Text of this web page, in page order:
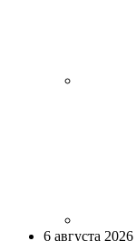
6 августа 2026